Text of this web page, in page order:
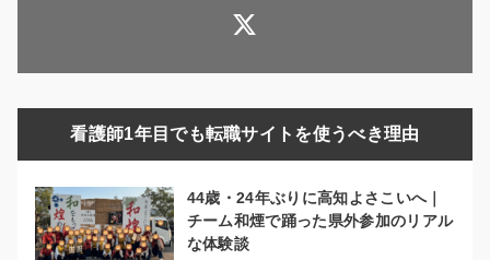
看護師1年目でも転職サイトを使うべき理由
44歳・24年ぶりに高知よさこいへ｜
チーム和煙で踊った県外参加のリアル
な体験談